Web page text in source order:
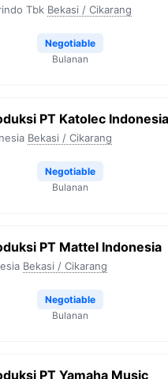
Tbk Bekasi / Cikarang
Negotiable
Bulanan
PT Katolec Indonesia
Bekasi / Cikarang
Negotiable
Bulanan
PT Mattel Indonesia
Bekasi / Cikarang
Negotiable
Bulanan
PT Yamaha Music